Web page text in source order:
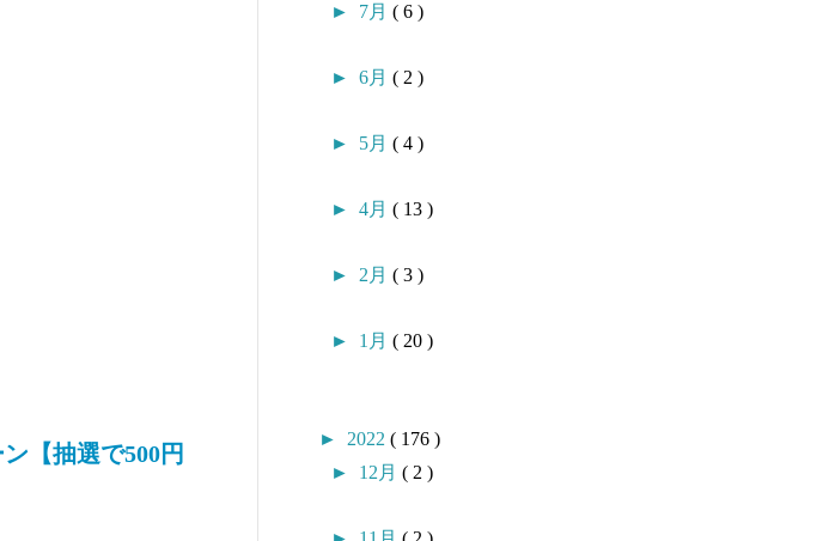
【抽選で500円
► 7月 ( 6 )
► 6月 ( 2 )
► 5月 ( 4 )
► 4月 ( 13 )
► 2月 ( 3 )
► 1月 ( 20 )
► 2022 ( 176 )
► 12月 ( 2 )